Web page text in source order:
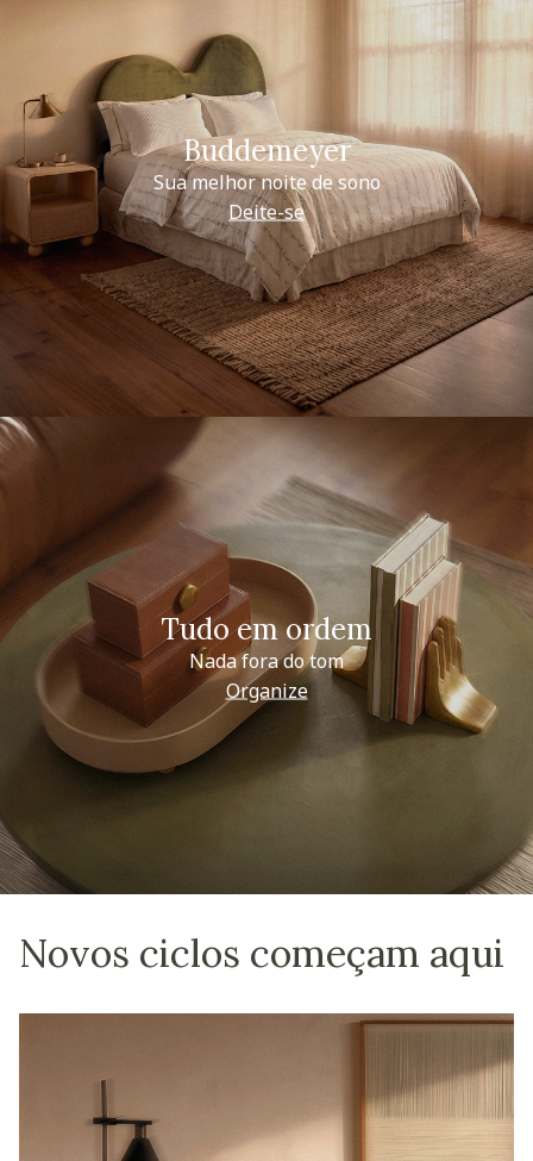
Buddemeyer
Sua melhor noite de sono
Deite-se
Tudo em ordem
Nada fora do tom
Organize
Novos ciclos começam aqui